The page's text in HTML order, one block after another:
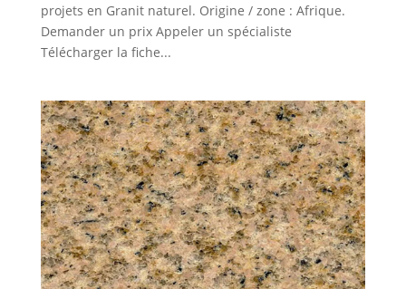
projets en Granit naturel. Origine / zone : Afrique.
Demander un prix Appeler un spécialiste
Télécharger la fiche...